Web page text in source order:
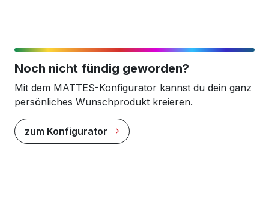
Noch nicht fündig geworden?
Mit dem MATTES-Konfigurator kannst du dein ganz
persönliches Wunschprodukt kreieren.
zum Konfigurator